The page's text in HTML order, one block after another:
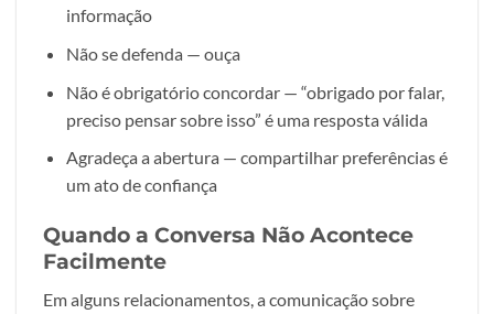
informação
Não se defenda — ouça
Não é obrigatório concordar — “obrigado por falar,
preciso pensar sobre isso” é uma resposta válida
Agradeça a abertura — compartilhar preferências é
um ato de confiança
Quando a Conversa Não Acontece
Facilmente
Em alguns relacionamentos, a comunicação sobre